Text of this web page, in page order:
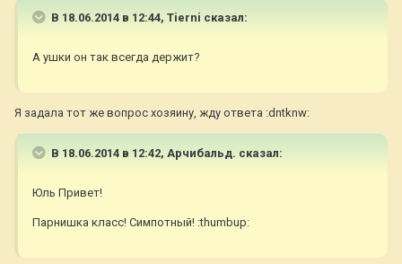
В 18.06.2014 в 12:44, Tierni сказал:
А ушки он так всегда держит?
Я задала тот же вопрос хозяину, жду ответа :dntknw:
В 18.06.2014 в 12:42, Арчибальд. сказал:
Юль Привет!
Парнишка класс! Симпотный! :thumbup: